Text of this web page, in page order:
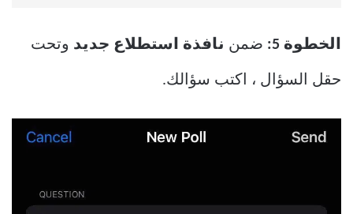
الخطوة 5: ضمن نافذة استطلاع جديد وتحت
حقل السؤال ، اكتب سؤالك.